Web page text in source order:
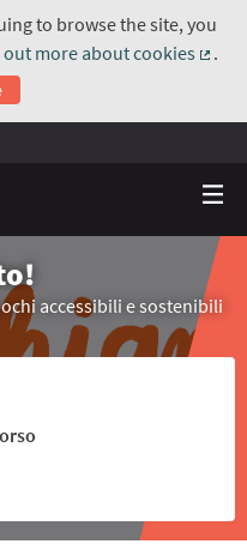
to browse the site, you
out more about cookies
.
accessibili e sostenibili